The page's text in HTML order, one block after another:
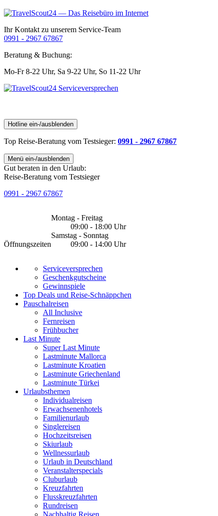
Ihr Kontakt zu unserem Service-Team
0991 - 2967 67867
Beratung & Buchung:
Mo-Fr 8-22 Uhr, Sa 9-22 Uhr, So 11-22 Uhr
Hotline ein-/ausblenden
Top Reise-Beratung vom Testsieger: 0991 - 2967 67867
Menü ein-/ausblenden
Gut beraten in den Urlaub:
Reise-Beratung vom Testsieger
0991 - 2967 67867
Öffnungszeiten
Montag - Freitag
09:00 - 18:00 Uhr
Samstag - Sonntag
09:00 - 14:00 Uhr
Serviceversprechen
Geschenkgutscheine
Gewinnspiele
Top Deals und Reise-Schnäppchen
Pauschalreisen
All Inclusive
Fernreisen
Frühbucher
Last Minute
Super Last Minute
Lastminute Mallorca
Lastminute Kroatien
Lastminute Griechenland
Lastminute Türkei
Urlaubsthemen
Individualreisen
Erwachsenenhotels
Familienurlaub
Singlereisen
Hochzeitsreisen
Skiurlaub
Wellnessurlaub
Urlaub in Deutschland
Veranstalterspecials
Cluburlaub
Kreuzfahrten
Flusskreuzfahrten
Rundreisen
Nachhaltig Reisen